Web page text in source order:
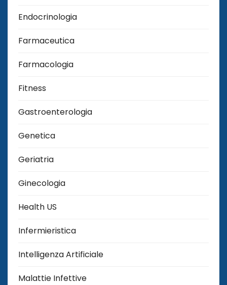
Endocrinologia
Farmaceutica
Farmacologia
Fitness
Gastroenterologia
Genetica
Geriatria
Ginecologia
Health US
Infermieristica
Intelligenza Artificiale
Malattie Infettive